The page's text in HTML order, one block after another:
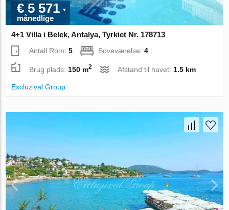
€ 5 571
månedlige
4+1 Villa i Belek, Antalya, Tyrkiet Nr. 178713
Antall Rom:5 Soveværelse:4
Brug plads: 150 m2 Afstand til havet: 1.5 km
Excluzival Group